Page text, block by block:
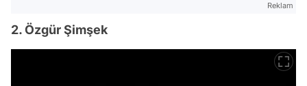
Reklam
2. Özgür Şimşek